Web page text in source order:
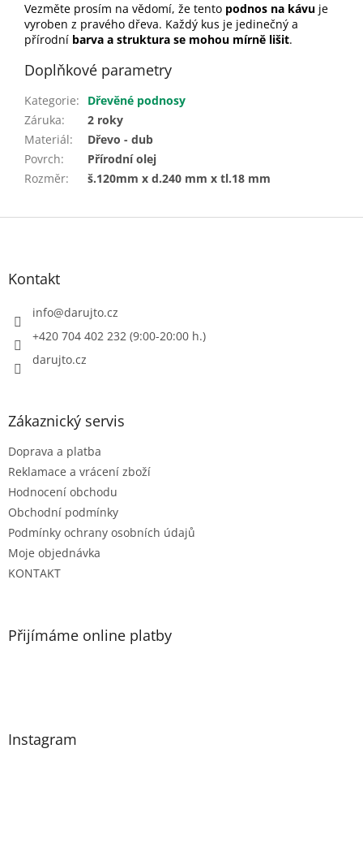
Vezměte prosím na vědomí, že tento podnos na kávu je
vyroben z pravého dřeva. Každý kus je jedinečný a
přírodní barva a struktura se mohou mírně lišit.
Doplňkové parametry
Kategorie:
Dřevěné podnosy
Záruka:
2 roky
Materiál:
Dřevo - dub
Povrch:
Přírodní olej
Rozměr: š.120mm x d.240 mm x tl.18 mm
Z
Kontakt
info@darujto.cz
+420 704 402 232 (9:00-20:00 h.)
darujto.cz
Zákaznický servis
Doprava a platba
Reklamace a vrácení zboží
Hodnocení obchodu
Obchodní podmínky
Podmínky ochrany osobních údajů
Moje objednávka
KONTAKT
Přijímáme online platby
Instagram